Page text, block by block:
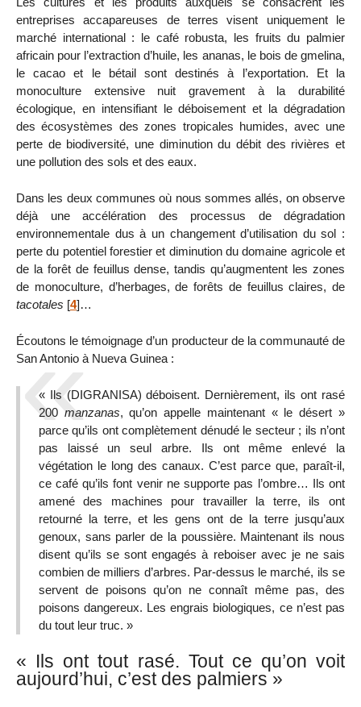
entreprises accapareuses de terres visent uniquement le
marché international : le café robusta, les fruits du palmier
africain pour l’extraction d’huile, les ananas, le bois de gmelina,
le cacao et le bétail sont destinés à l’exportation. Et la
monoculture extensive nuit gravement à la durabilité
écologique, en intensifiant le déboisement et la dégradation
des écosystèmes des zones tropicales humides, avec une
perte de biodiversité, une diminution du débit des rivières et
une pollution des sols et des eaux.
Dans les deux communes où nous sommes allés, on observe
déjà une accélération des processus de dégradation
environnementale dus à un changement d’utilisation du sol :
perte du potentiel forestier et diminution du domaine agricole et
de la forêt de feuillus dense, tandis qu’augmentent les zones
de monoculture, d’herbages, de forêts de feuillus claires, de
tacotales [4]…
Écoutons le témoignage d’un producteur de la communauté de
San Antonio à Nueva Guinea :
« Ils (DIGRANISA) déboisent. Dernièrement, ils ont rasé
200 manzanas, qu’on appelle maintenant « le désert »
parce qu’ils ont complètement dénudé le secteur ; ils n’ont
pas laissé un seul arbre. Ils ont même enlevé la
végétation le long des canaux. C’est parce que, paraît-il,
ce café qu’ils font venir ne supporte pas l’ombre… Ils ont
amené des machines pour travailler la terre, ils ont
retourné la terre, et les gens ont de la terre jusqu’aux
genoux, sans parler de la poussière. Maintenant ils nous
disent qu’ils se sont engagés à reboiser avec je ne sais
combien de milliers d’arbres. Par-dessus le marché, ils se
servent de poisons qu’on ne connaît même pas, des
poisons dangereux. Les engrais biologiques, ce n’est pas
du tout leur truc. »
« Ils ont tout rasé. Tout ce qu’on voit
aujourd’hui, c’est des palmiers »